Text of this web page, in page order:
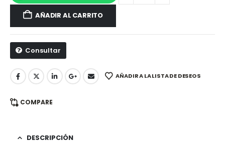
AÑADIR AL CARRITO
Consultar
AÑADIR A LA LISTA DE DESEOS
COMPARE
DESCRIPCIÓN